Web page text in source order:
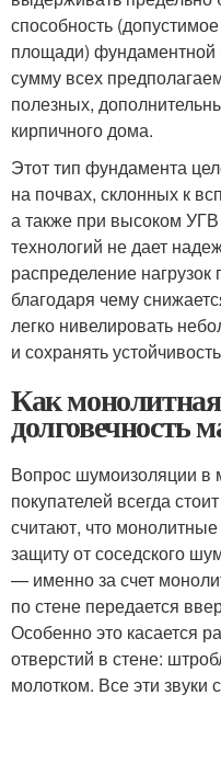
способность
площади)
сумму всех
полезных,
кирпичного дома.
Этот тип фундамента
на почвах, склонных к
а также при высоком
технологий не дает
распределение
благодаря чему
легко нивелировать
и сохранять
Как
долговечность
Вопрос шумоизоляции в
покупателей всегда
считают, что
защиту от соседского
— именно за счет
по стене передается
Особенно это касается
отверстий в стене:
молотком. Все эти звуки